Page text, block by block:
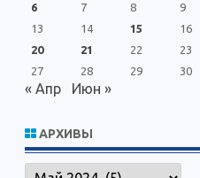
6
7 8 9
13
14 15 16
20
21 22 23
27
28 29 30
« Апр Июн »
АРХИВЫ
Архивы